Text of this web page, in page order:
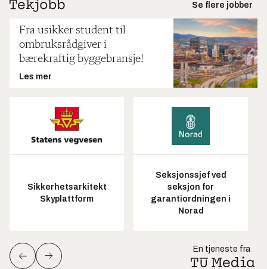
Se flere jobber
Fra usikker student til
ombruksrådgiver i
bærekraftig byggebransje!
Les mer
Sikkerhetsarkitekt
Skyplattform
Seksjonssjef ved
seksjon for
garantiordningen i
Norad
En tjeneste fra